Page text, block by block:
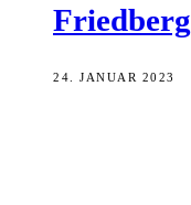
Friedberg
24. JANUAR 2023